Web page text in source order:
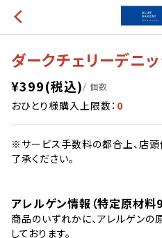
ダークチェリーデニッ
¥399(税込)/ 個数
おひとり様購入上限数： 0
※サービス手数料の都合上、店
了承ください。
アレルゲン情報（特定原材料9
商品のいずれかに、アレルゲン
しております。